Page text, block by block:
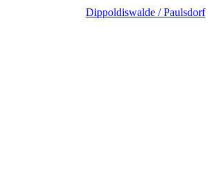
Dippoldiswalde / Paulsdorf